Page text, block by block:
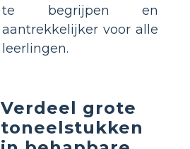
te begrijpen en
aantrekkelijker voor alle
leerlingen.
Verdeel grote
toneelstukken